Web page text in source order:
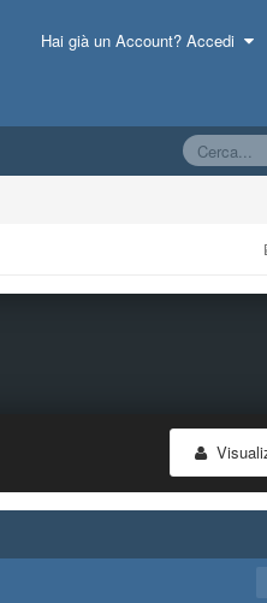
Hai già un Account? Accedi